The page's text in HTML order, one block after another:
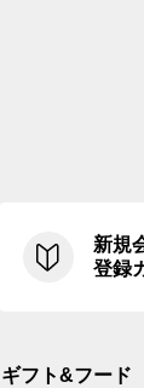
新規
登録
ギフト&フード